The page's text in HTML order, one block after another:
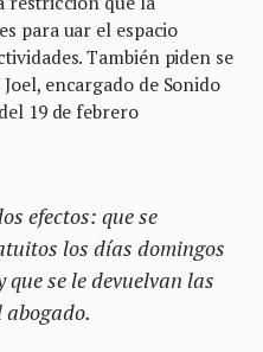
para uar el espacio
También piden se
encargado de Sonido
19 de febrero
efectos: que se
los días domingos
se le devuelvan las
abogado.